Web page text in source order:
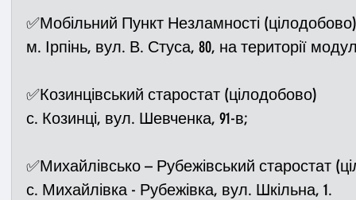
✅Мобільний Пункт Незламності (цілодобово)
м. Ірпінь, вул. В. Стуса, 80, на території
✅Козинцівський старостат (цілодобово)
с. Козинці, вул. Шевченка, 91-в;
✅Михайлівсько – Рубежівський старостат
с. Михайлівка - Рубежівка, вул. Шкільна, 1.